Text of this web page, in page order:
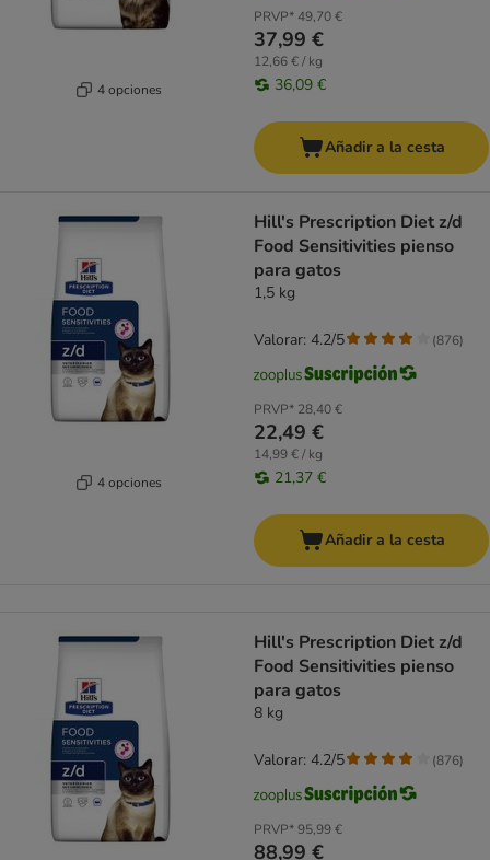
4 opciones
PRVP*49,70 €
37,99 €
12,66 € / kg
36,09 €
Añadir a la cesta
4 opciones
Hill's Prescription Diet z/d
Food Sensitivities pienso
para gatos
1,5 kg
PRVP* 28,40 €
22,49 €
14,99 € / kg
21,37 €
Valorar: 4.2/5 (876)
Añadir a la cesta
Hill's Prescription Diet z/d
Food Sensitivities pienso
para gatos
8 kg
PRVP*95,99 €
88,99 €
Valorar: 4.2/5 (876)